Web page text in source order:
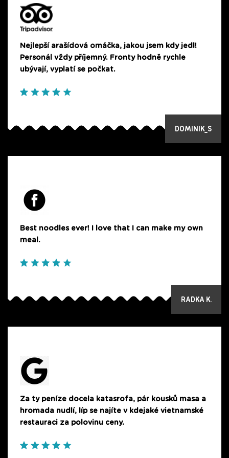
Nejlepší arašídová omáčka, jakou jsem kdy jedl!
Personál vždy příjemný. Fronty hodně rychle
ubývají, vyplatí se počkat.
DOMINIK_S
Best noodles ever! I love that I can make my own
meal.
RADKA K.
Za ty peníze docela katasrofa, pár kousků masa a
hromada nudlí, líp se najíte v kdejaké vietnamské
restauraci za polovinu ceny.